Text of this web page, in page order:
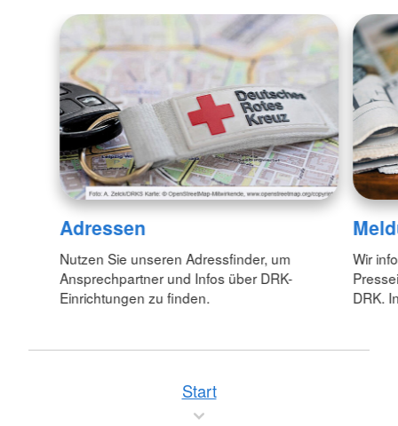
Adressen
Nutzen Sie unseren Adressfinder, um
Ansprechpartner und Infos über DRK-
Einrichtungen zu finden.
Wir
DRK.
Start